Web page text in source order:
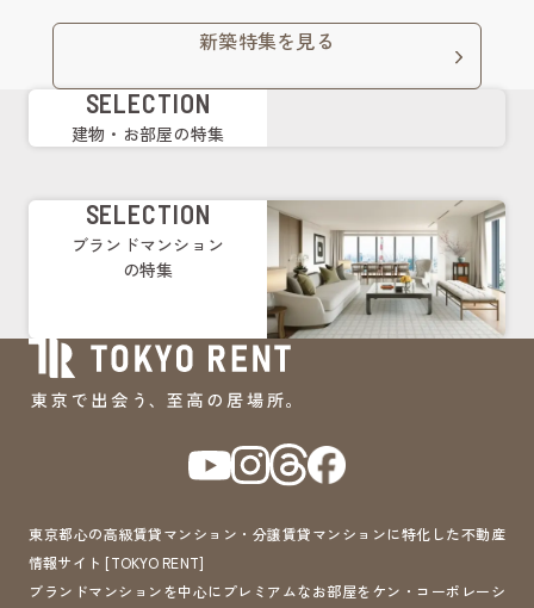
新築特集を見る
SELECTION
建物・お部屋の特集
SELECTION
ブランドマンション
の特集
東京都心の高級賃貸マンション・分譲賃貸マンションに特化した不動産
情報サイト [TOKYO RENT]
ブランドマンションを中心にプレミアムなお部屋をケン・コーポレーシ